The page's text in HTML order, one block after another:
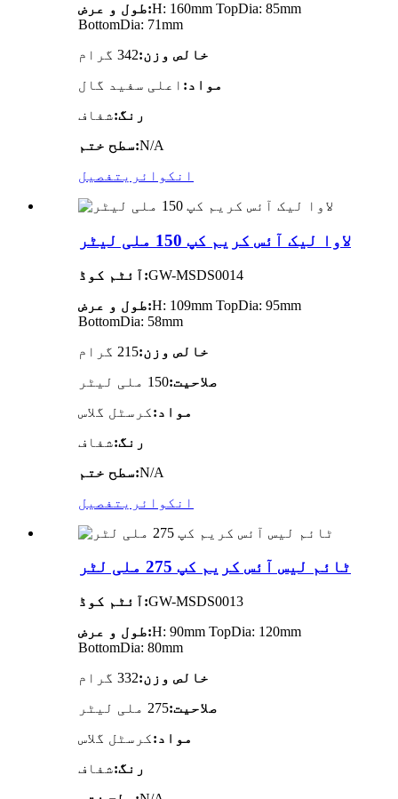
طول و عرض:H: 160mm TopDia: 85mm
BottomDia: 71mm
خالص وزن:342 گرام
مواد: اعلی سفید گال
رنگ:شفاف
سطح ختم:N/A
انکوائری تفصیل
لاوا لیک آئس کریم کپ 150 ملی لیٹر
آئٹم کوڈ:GW-MSDS0014
طول و عرض:H: 109mm TopDia: 95mm
BottomDia: 58mm
خالص وزن:215 گرام
صلاحیت:150 ملی لیٹر
مواد:کرسٹل گلاس
رنگ:شفاف
سطح ختم:N/A
انکوائری تفصیل
ٹائم لیس آئس کریم کپ 275 ملی لٹر
آئٹم کوڈ:GW-MSDS0013
طول و عرض:H: 90mm TopDia: 120mm
BottomDia: 80mm
خالص وزن:332 گرام
صلاحیت:275 ملی لیٹر
مواد:کرسٹل گلاس
رنگ:شفاف